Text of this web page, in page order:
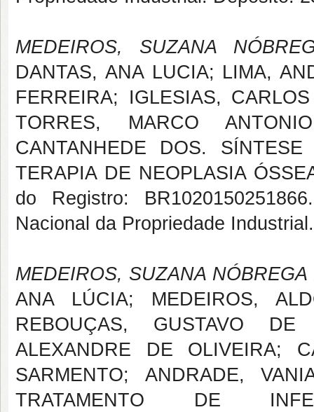
MEDEIROS, SUZANA
DANTAS, ANA LUCIA; LIMA,
FERREIRA; IGLESIAS,
TORRES, MARCO
CANTANHEDE DOS.
TERAPIA DE NEOPLASIA
do Registro:
Nacional da Propriedade
MEDEIROS, SUZANA NÓBREGA
ANA LÚCIA; MEDEIROS,
REBOUÇAS, GUSTAVO
ALEXANDRE DE OLIVEIRA;
SARMENTO; ANDRADE,
TRATAMENTO DE